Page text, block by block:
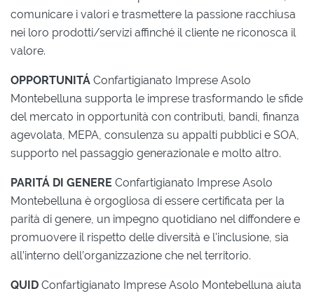
comunicare i valori e trasmettere la passione racchiusa
nei loro prodotti/servizi affinché il cliente ne riconosca il
valore.
OPPORTUNITÁ Confartigianato Imprese Asolo
Montebelluna supporta le imprese trasformando le sfide
del mercato in opportunità con contributi, bandi, finanza
agevolata, MEPA, consulenza su appalti pubblici e SOA,
supporto nel passaggio generazionale e molto altro.
PARITÁ DI GENERE Confartigianato Imprese Asolo
Montebelluna è orgogliosa di essere certificata per la
parità di genere, un impegno quotidiano nel diffondere e
promuovere il rispetto delle diversità e l'inclusione, sia
all’interno dell’organizzazione che nel territorio.
QUID Confartigianato Imprese Asolo Montebelluna aiuta